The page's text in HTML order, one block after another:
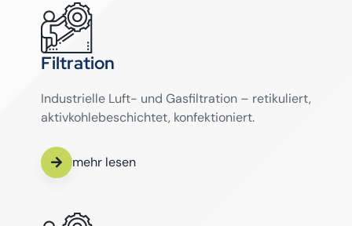
Filtration
Industrielle Luft- und Gasfiltration – retikuliert,
aktivkohlebeschichtet, konfektioniert.
mehr lesen